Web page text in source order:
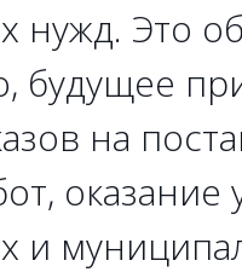
нужд. Это
будущее
на
оказание
и